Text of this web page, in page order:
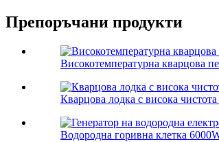
Препоръчани продукти
Високотемпературна кварцова
Кварцова лодка с висока
Водородна горивна клетка